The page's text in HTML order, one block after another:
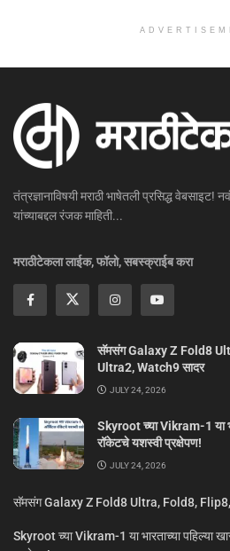
तंत्रज्ञानाविषयी मराठी भाषेतली प्रसिद्ध वेबसाइट!
यांच्याबद्दल रंजक माहिती...
मराठीटेकला लाईक, फॉलो, सबस्क्राईब करा
सॅमसंग Galaxy Z Fold8
Ultra2, Watch9 सादर
JULY 24, 2026
Skyroot च्या Vikram-1 या
रॉकेटचे यशस्वी प्रक्षेपण!
JULY 24, 2026
सॅमसंग Galaxy Z Fold8 Ultra, Fold8,
Skyroot च्या Vikram-1 या भारताच्या पहिल्या